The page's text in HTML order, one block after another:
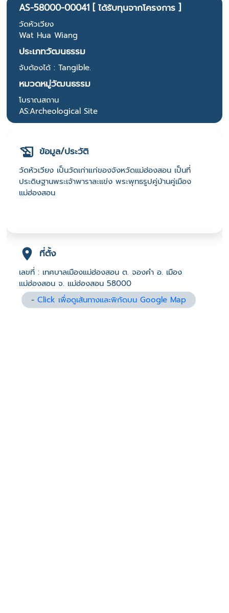
AS-58000-00041 [ ได้รับทุนจากโครงการ ]
วัดหัวเวียง
Wat Hua Wiang
ประเภทวัฒนธรรม
จับต้องได้ : Tangible.
หมวดหมู่วัฒนธรรม
โบราณสถาน
AS:Archeological Site
ข้อมูล/ประวัติ
วัดหัวเวียง เป็นวัดเก่าแก่ของจังหวัดแม่ฮ่องสอน เป็นที่
ประดิษฐานพระเจ้าพาราละแข่ง พระพุทธรูปคู่บ้านคู่เมือง
แม่ฮ่องสอน
ที่ตั้ง
เลขที่ : เทศบาลเมืองแม่ฮ่องสอน ต. จองคำ อ. เมือง
แม่ฮ่องสอน จ. แม่ฮ่องสอน 58000
-Click เพื่อดูเส้นทางและพิกัดบน Google Map